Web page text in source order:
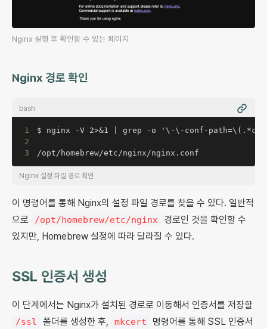
Nginx 실행 후 확인할 수 있는 페이지
Nginx 경로 확인
bash
1
2
3
/opt/homebrew/etc/nginx/nginx.conf
Nginx 설정 파일 경로 확인
이 명령어를 통해 Nginx의 설정 파일 경로를 찾을 수 있다. 일반적
으로
/opt/homebrew/etc/nginx
경로인 것을 확인할 수
있지만, Homebrew 설정에 따라 달라질 수 있다.
SSL 인증서 생성
이 단계에서는 Nginx가 설치된 경로로 이동해서 인증서를 저장할
/ssl 폴더를 생성한 후, mkcert
명령어를 통해 SSL 인증서